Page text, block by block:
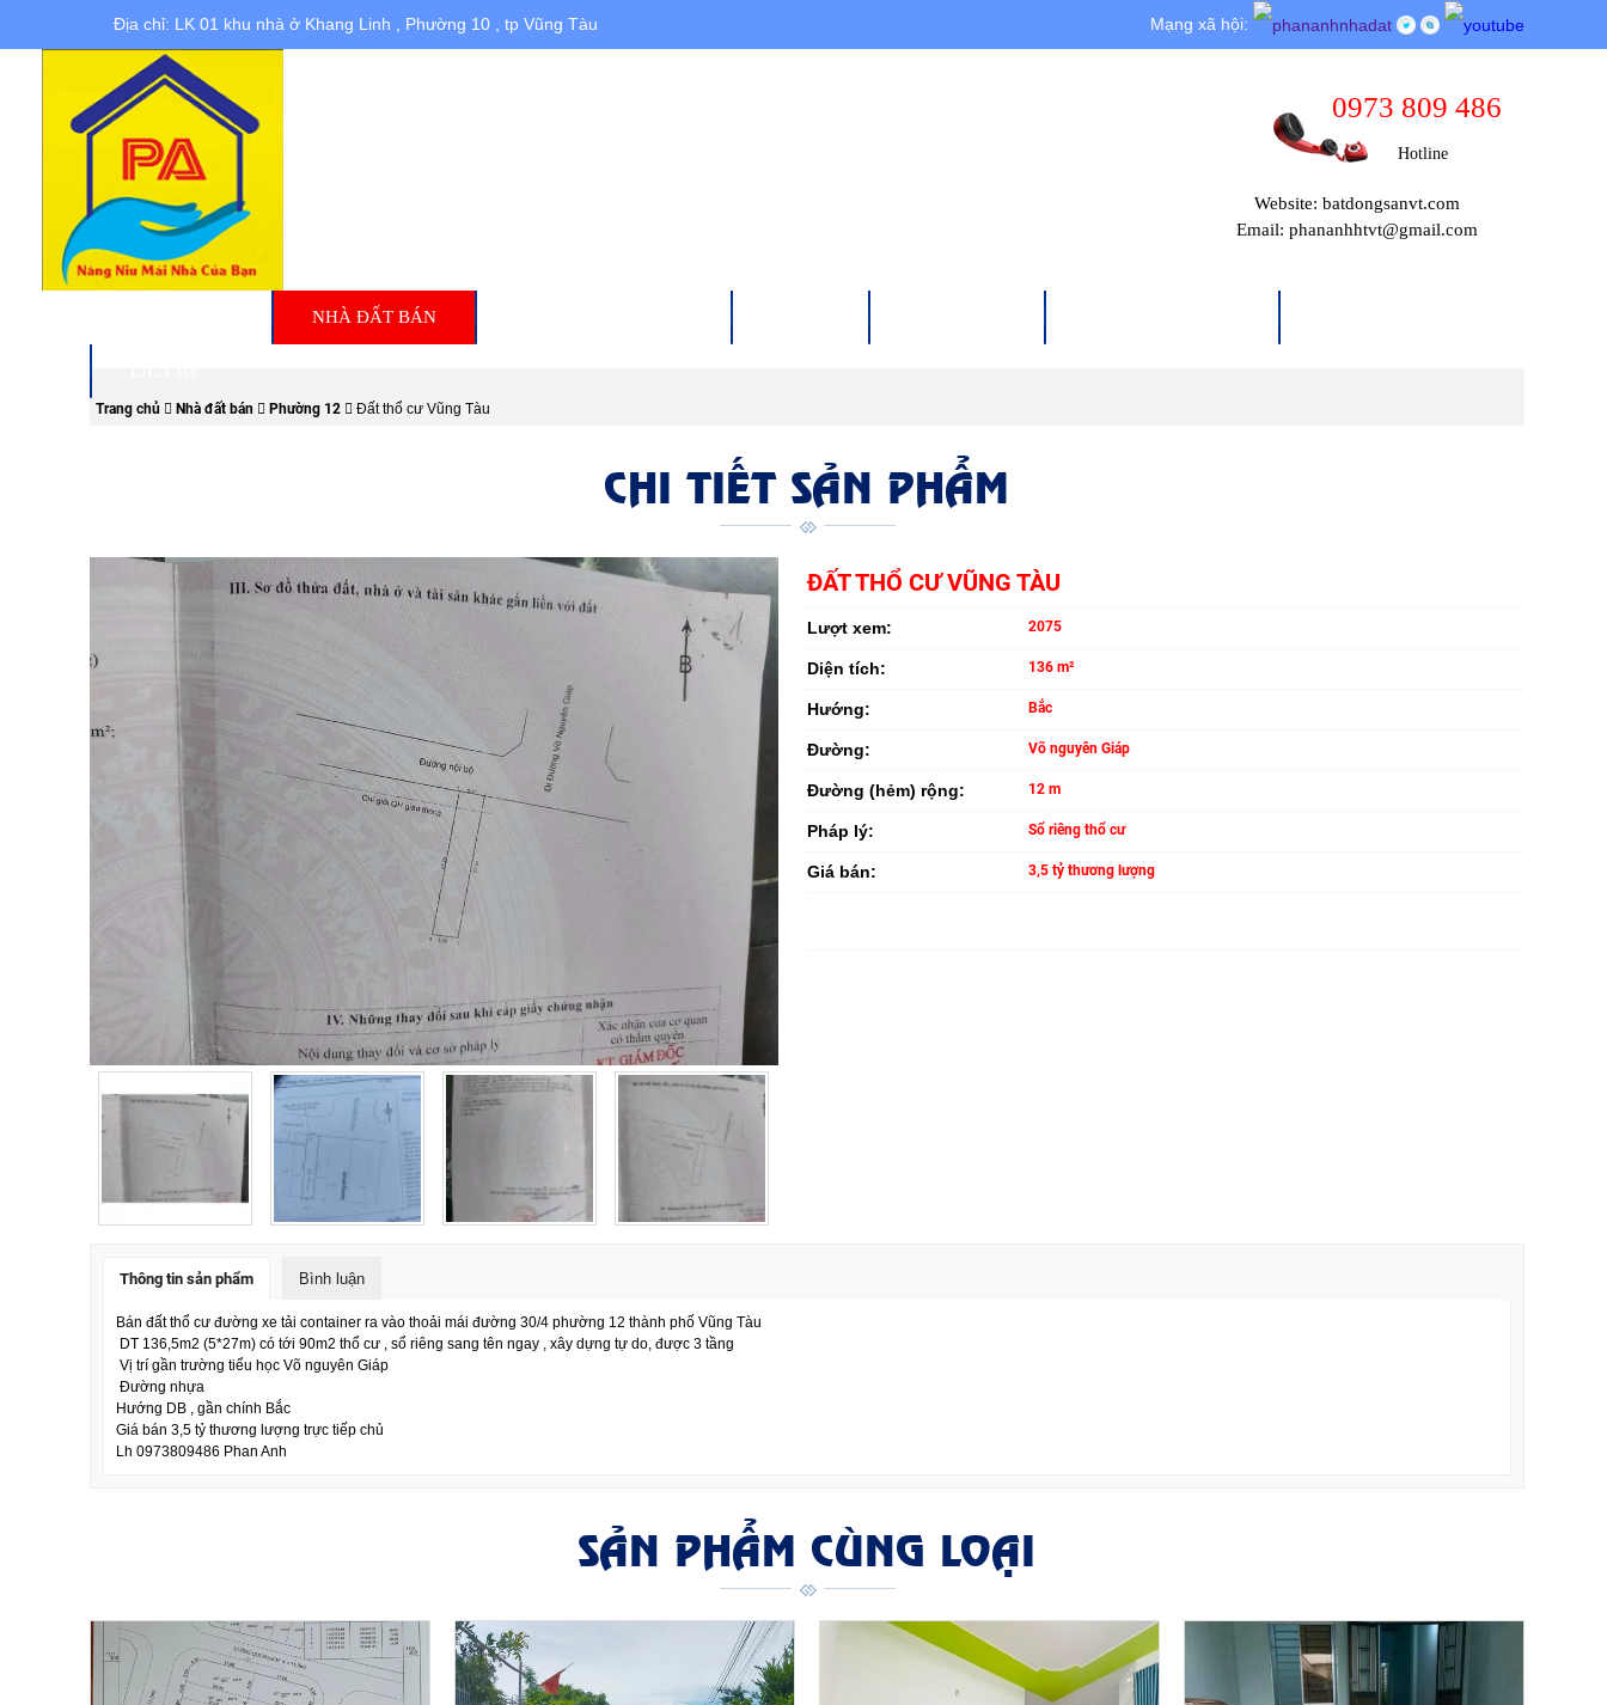
Địa chỉ: LK 01 khu nhà ở Khang Linh , Phường 10 , tp Vũng Tàu Mạng xã hội:
0973 809 486
Hotline
Website: batdongsanvt.com
Email: phananhhtvt@gmail.com
NHÀ ĐẤT BÁN
Trang chủ Nhà đất bán Phường 12 Đất thổ cư Vũng Tàu
CHI TIẾT SẢN PHẨM
ĐẤT THỔ CƯ VŨNG TÀU
Lượt xem: 2075
Diện tích: 136 m²
Hướng: Bắc
Đường: Võ nguyên Giáp
Đường (hẻm) rộng: 12 m
Pháp lý: Sổ riêng thổ cư
Giá bán: 3,5 tỷ thương lượng
Thông tin sản phẩm Bình luận
Bán đất thổ cư đường xe tải container ra vào thoải mái đường 30/4 phường 12 thành phố Vũng Tàu
DT 136,5m2 (5*27m) có tới 90m2 thổ cư , sổ riêng sang tên ngay , xây dựng tự do, được 3 tầng
Vị trí gần trường tiểu học Võ nguyên Giáp
Đường nhựa
Hướng DB , gần chính Bắc
Giá bán 3,5 tỷ thương lượng trực tiếp chủ
Lh 0973809486 Phan Anh
SẢN PHẨM CÙNG LOẠI